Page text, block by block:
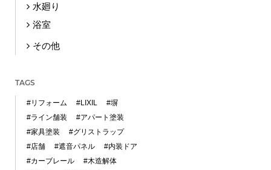
水廻り
浴室
その他
TAGS
#リフォーム #LIXIL
#塀
#ライン舗装
#アパート塗装
#家具塗装
#グリストラップ
#店舗
#遮音パネル
#内装ドア
#カーブレール
#木造解体